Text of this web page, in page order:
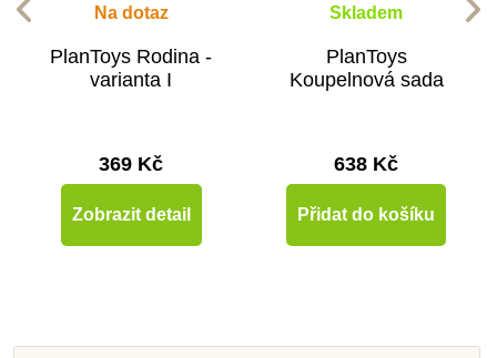
Na dotaz
PlanToys Rodina -
varianta I
369 Kč
Zobrazit detail
Skladem
PlanToys
Koupelnová sada
638 Kč
Přidat do košíku
Výprodej